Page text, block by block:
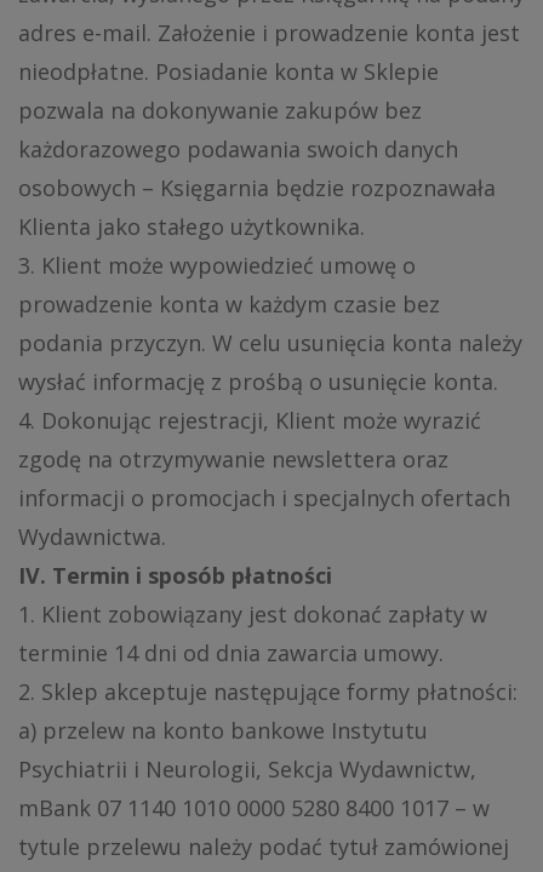
adres e-mail. Założenie i prowadzenie konta jest
nieodpłatne. Posiadanie konta w Sklepie
pozwala na dokonywanie zakupów bez
każdorazowego podawania swoich danych
osobowych – Księgarnia będzie rozpoznawała
Klienta jako stałego użytkownika.
3. Klient może wypowiedzieć umowę o
prowadzenie konta w każdym czasie bez
podania przyczyn. W celu usunięcia konta należy
wysłać informację z prośbą o usunięcie konta.
4. Dokonując rejestracji, Klient może wyrazić
zgodę na otrzymywanie newslettera oraz
informacji o promocjach i specjalnych ofertach
Wydawnictwa.
IV. Termin i sposób płatności
1. Klient zobowiązany jest dokonać zapłaty w
terminie 14 dni od dnia zawarcia umowy.
2. Sklep akceptuje następujące formy płatności:
a) przelew na konto bankowe Instytutu
Psychiatrii i Neurologii, Sekcja Wydawnictw,
mBank 07 1140 1010 0000 5280 8400 1017 – w
tytule przelewu należy podać tytuł zamówionej